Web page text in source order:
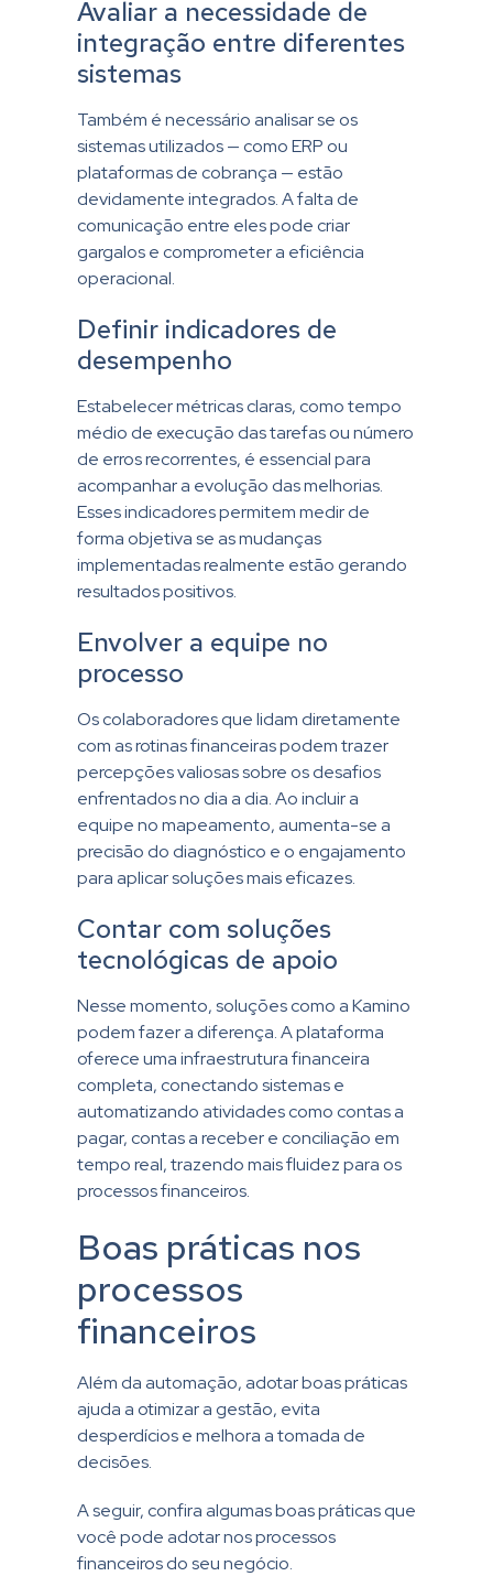
Avaliar a necessidade de
integração entre diferentes
sistemas
Também é necessário analisar se os
sistemas utilizados — como ERP ou
plataformas de cobrança — estão
devidamente integrados. A falta de
comunicação entre eles pode criar
gargalos e comprometer a eficiência
operacional.
Definir indicadores de
desempenho
Estabelecer métricas claras, como tempo
médio de execução das tarefas ou número
de erros recorrentes, é essencial para
acompanhar a evolução das melhorias.
Esses indicadores permitem medir de
forma objetiva se as mudanças
implementadas realmente estão gerando
resultados positivos.
Envolver a equipe no
processo
Os colaboradores que lidam diretamente
com as rotinas financeiras podem trazer
percepções valiosas sobre os desafios
enfrentados no dia a dia. Ao incluir a
equipe no mapeamento, aumenta-se a
precisão do diagnóstico e o engajamento
para aplicar soluções mais eficazes.
Contar com soluções
tecnológicas de apoio
Nesse momento, soluções como a Kamino
podem fazer a diferença. A plataforma
oferece uma infraestrutura financeira
completa, conectando sistemas e
automatizando atividades como contas a
pagar, contas a receber e conciliação em
tempo real, trazendo mais fluidez para os
processos financeiros.
Boas práticas nos
processos
financeiros
Além da automação, adotar boas práticas
ajuda a otimizar a gestão, evita
desperdícios e melhora a tomada de
decisões.
A seguir, confira algumas boas práticas que
você pode adotar nos processos
financeiros do seu negócio.